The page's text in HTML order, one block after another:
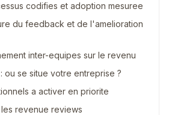
codifies et adoption mesuree
du feedback et de l'amelioration
inter-equipes sur le revenu
ou se situe votre entreprise ?
a activer en priorite
les revenue reviews